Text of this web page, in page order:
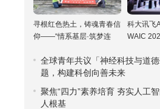
寻根红色热土，铸魂青春信
仰——“情系基层·筑梦连
科大讯飞
WAIC
可及
全球青年共议「神经科技与道
题，构建科创向善未来
聚焦“四力”素养培育 夯实人工
人根基